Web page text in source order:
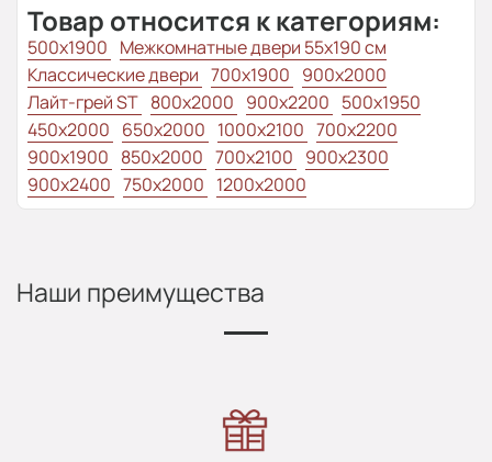
Товар относится к категориям:
500x1900 Межкомнатные двери 55х190 см
Классические двери 700x1900 900x2000
Лайт-грей ST 800x2000 900x2200 500x1950
450x2000 650x2000 1000x2100 700x2200
900x1900 850x2000 700x2100 900x2300
900x2400 750x2000 1200x2000
Наши преимущества